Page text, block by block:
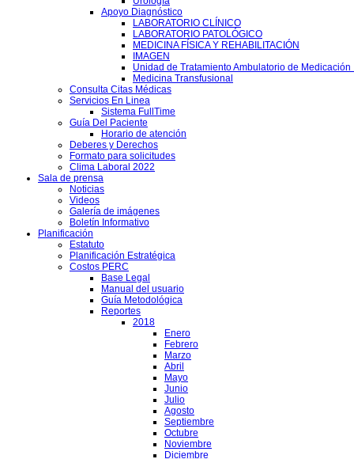
Apoyo Diagnóstico
LABORATORIO CLÍNICO
LABORATORIO PATOLÓGICO
MEDICINA FÍSICA Y REHABILITACIÓN
IMAGEN
Unidad de Tratamiento Ambulatorio de Medicación
Medicina Transfusional
Consulta Citas Médicas
Servicios En Linea
Sistema FullTime
Guía Del Paciente
Horario de atención
Deberes y Derechos
Formato para solicitudes
Clima Laboral 2022
Sala de prensa
Noticias
Videos
Galería de imágenes
Boletín Informativo
Planificación
Estatuto
Planificación Estratégica
Costos PERC
Base Legal
Manual del usuario
Guía Metodológica
Reportes
2018
Enero
Febrero
Marzo
Abril
Mayo
Junio
Julio
Agosto
Septiembre
Octubre
Noviembre
Diciembre